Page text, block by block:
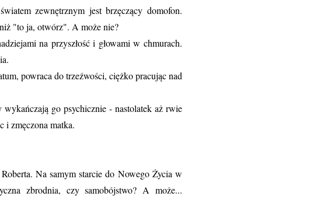
zewnętrznym jest brzęczący domofon.
"to ja, otwórz". A może nie?
na przyszłość i głowami w chmurach.
powraca do trzeźwości, ciężko pracując nad
go psychicznie - nastolatek aż rwie
i zmęczona matka.
Na samym starcie do Nowego Życia w
zbrodnia, czy samobójstwo? A może...